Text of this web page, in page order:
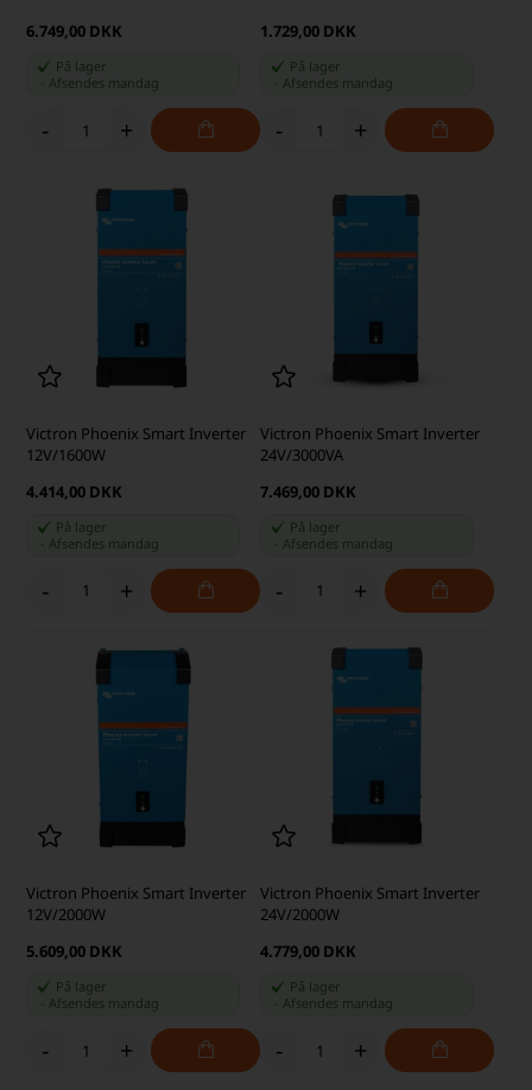
6.749,00 DKK
På lager
-Afsendes mandag
- +
1.729,00 DKK
På lager
Afsendes mandag
- +
Victron Phoenix Smart Inverter
12V/1600W
4.414,00 DKK
På lager
Afsendes mandag
- +
Victron Phoenix Smart Inverter
24V/3000VA
7.469,00 DKK
På lager
Afsendes mandag
- +
Victron Phoenix Smart Inverter
12V/2000W
5.609,00 DKK
På lager
-Afsendes mandag
- +
Victron Phoenix Smart Inverter
24V/2000W
4.779,00 DKK
På lager
Afsendes mandag
- +